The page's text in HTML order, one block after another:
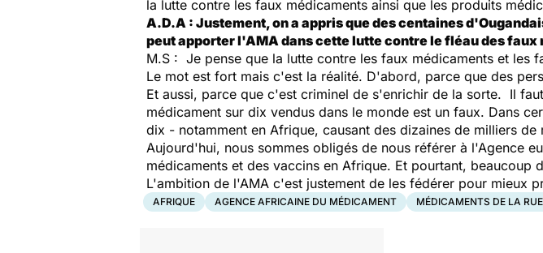
la lutte contre les faux médicaments ainsi que les produits
A.D.A : Justement, on a appris que des centaines
peut apporter l'AMA dans cette lutte contre le fléau des faux
M.S : Je pense que la lutte contre les faux médicaments et les
Le mot est fort mais c'est la réalité. D'abord, parce que des
Et aussi, parce que c'est criminel de s'enrichir de la sorte. Il
médicament sur dix vendus dans le monde est un faux. Dans
dix - notamment en Afrique, causant des dizaines de milliers de
Aujourd'hui, nous sommes obligés de nous référer à l'Agence
médicaments et des vaccins en Afrique. Et pourtant,
L'ambition de l'AMA c'est justement de les fédérer pour mieux
AFRIQUE AGENCE AFRICAINE DU MÉDICAMENT MÉDICAMENTS DE LA RUE